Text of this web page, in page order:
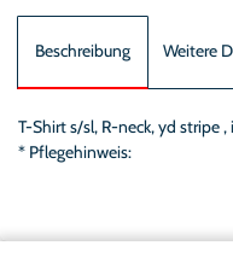
Beschreibung Weitere
T-Shirt s/sl, R-neck, yd
* Pflegehinweis: